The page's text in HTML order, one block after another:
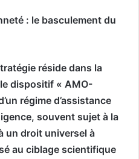
: le basculement du
réside dans la
dispositif « AMO-
régime d’assistance
souvent sujet à la
un droit universel à
au ciblage scientifique